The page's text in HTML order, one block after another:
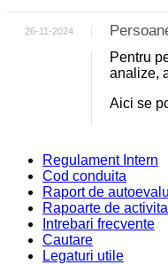
26-11-2024
Pentru
analize,
Aici se
Regulament Intern
Cod conduita
Raport de
Rapoarte de
Intrebari frecvente
Cautare
Legaturi utile